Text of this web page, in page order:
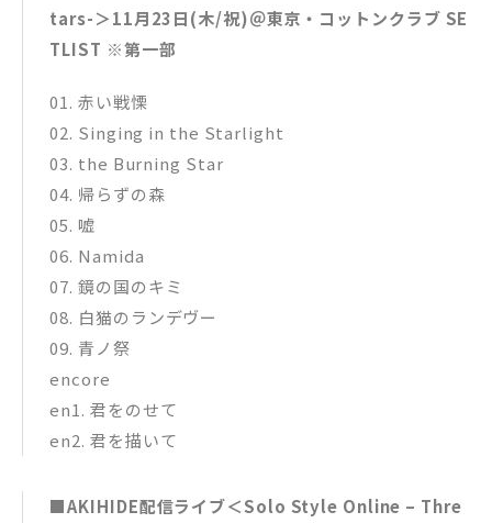
tars-＞11月23日(木/祝)＠東京・コットンクラブ SE
TLIST ※第一部
01. ⾚い戦慄
02. Singing in the Starlight
03. the Burning Star
04. 帰らずの森
05. 嘘
06. Namida
07. 鏡の国のキミ
08. ⽩猫のランデヴー
09. ⻘ノ祭
encore
en1. 君をのせて
en2. 君を描いて
■AKIHIDE配信ライブ＜Solo Style Online – Thre